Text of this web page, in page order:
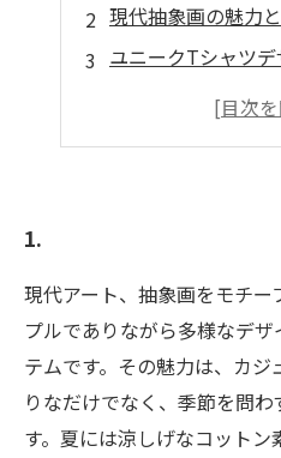
現代抽象画の魅力
ユニークTシャツ
個性を引き立てる
1.
現代アート、抽象画をモチ
プルでありながら多様なデ
テムです。その魅力は、カ
りなだけでなく、季節を問
す。夏には涼しげなコット